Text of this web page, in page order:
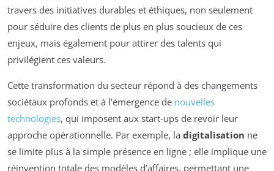
travers des initiatives durables et éthiques, non seulement
pour séduire des clients de plus en plus soucieux de ces
enjeux, mais également pour attirer des talents qui
privilégient ces valeurs.
Cette transformation du secteur répond à des changements
sociétaux profonds et à l’émergence de nouvelles
technologies, qui imposent aux start-ups de revoir leur
approche opérationnelle. Par exemple, la digitalisation ne
se limite plus à la simple présence en ligne ; elle implique une
réinvention totale des modèles d’affaires, permettant une